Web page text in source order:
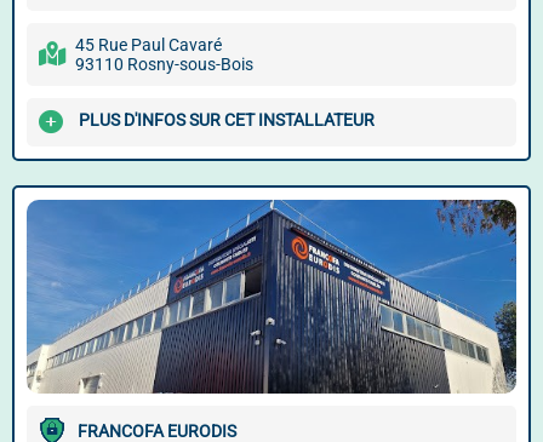
45 Rue Paul Cavaré
93110 Rosny-sous-Bois
PLUS D'INFOS SUR CET INSTALLATEUR
FRANCOFA EURODIS